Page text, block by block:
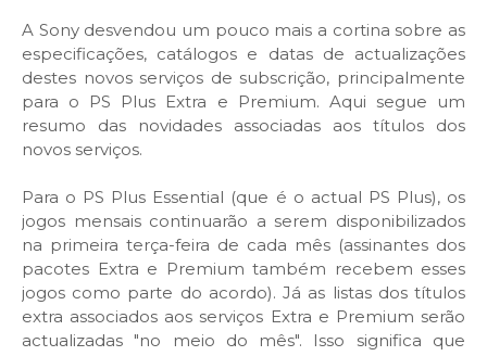
A Sony desvendou um pouco mais a cortina sobre as
especificações, catálogos e datas de actualizações
destes novos serviços de subscrição, principalmente
para o PS Plus Extra e Premium. Aqui segue um
resumo das novidades associadas aos títulos dos
novos serviços.
Para o PS Plus Essential (que é o actual PS Plus), os
jogos mensais continuarão a serem disponibilizados
na primeira terça-feira de cada mês (assinantes dos
pacotes Extra e Premium também recebem esses
jogos como parte do acordo). Já as listas dos títulos
extra associados aos serviços Extra e Premium serão
actualizadas "no meio do mês". Isso significa que